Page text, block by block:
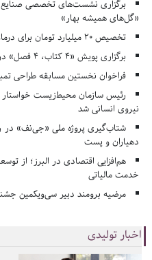
برگزاری نشست‌های تخصصی
«گل‌های همیشه بهار»
تخصیص ۲۰ میلیارد تومان برای درمان بیماران هموفیلی
برگزاری پویش «۴ کتاب، ۴ فصل» در مراکز کانون البرز
فراخوان نخستین مسابقه طراحی
رئیس سازمان محیط‌زیست
نیروی انسانی شد
شتاب‌گیری پروژه ملی «جی‌نف» در
دهیاران و پست
هم‌افزایی اقتصادی در البرز؛ از
خدمت مالیاتی
مرضیه برومند دبیر سی‌ویکمین
اخبار تولیدی